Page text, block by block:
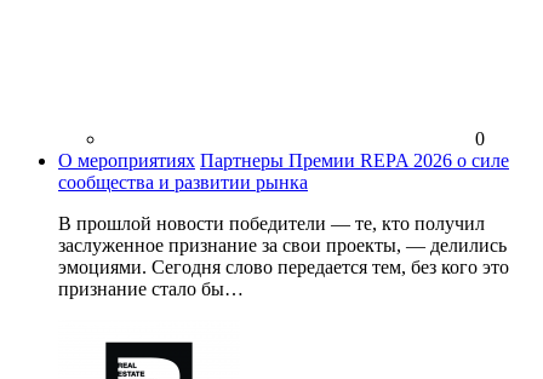
0
О мероприятиях Партнеры Премии REPA 2026 о силе
сообщества и развитии рынка
В прошлой новости победители — те, кто получил
заслуженное признание за свои проекты, — делились
эмоциями. Сегодня слово передается тем, без кого это
признание стало бы…